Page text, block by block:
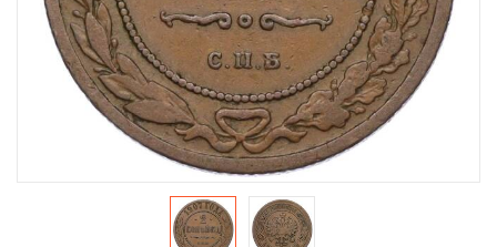
Юбилейные монеты Банка России (с 1999 года)
Памятные и инвестиционные монеты СССР и России
Иностранные монеты
Неофициальные выпуски монет (Unusual)
Античные и средневековые монеты